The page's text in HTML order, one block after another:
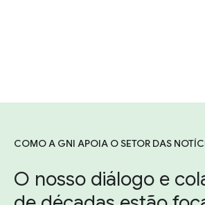
COMO A GNI APOIA O SETOR DAS
O nosso diálogo e